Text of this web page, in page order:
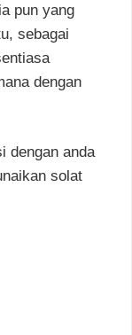
pun yang
sebagai
dengan
dengan anda
solat